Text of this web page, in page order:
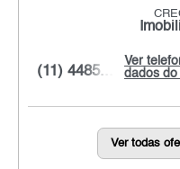
Ver
dados
(11) 4485...
Ver todas